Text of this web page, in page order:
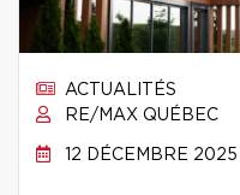
ACTUALITÉS
RE/MAX QUÉBEC
12 DÉCEMBRE 2025